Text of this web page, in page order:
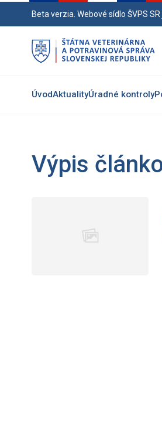
Beta verzia. Webové sídlo ŠVPS SR
ÚvodAktualityÚradné kontroly
Výpis